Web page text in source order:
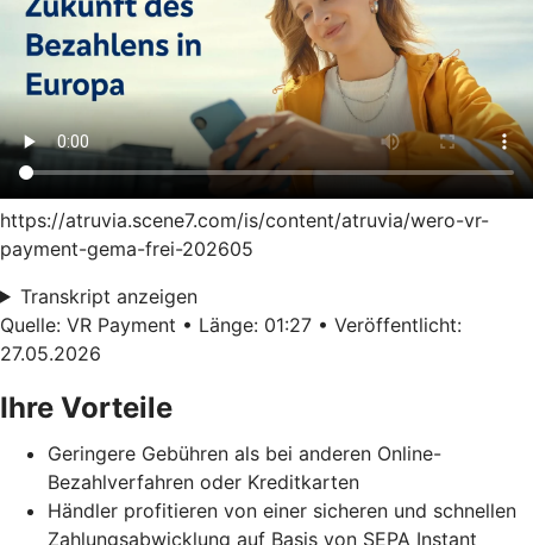
https://atruvia.scene7.com/is/content/atruvia/wero-vr-
payment-gema-frei-202605
Transkript anzeigen
Quelle: VR Payment • Länge: 01:27 • Veröffentlicht:
27.05.2026
Ihre Vorteile
Geringere Gebühren als bei anderen Online-
Bezahlverfahren oder Kreditkarten
Händler profitieren von einer sicheren und schnellen
Zahlungsabwicklung auf Basis von SEPA Instant